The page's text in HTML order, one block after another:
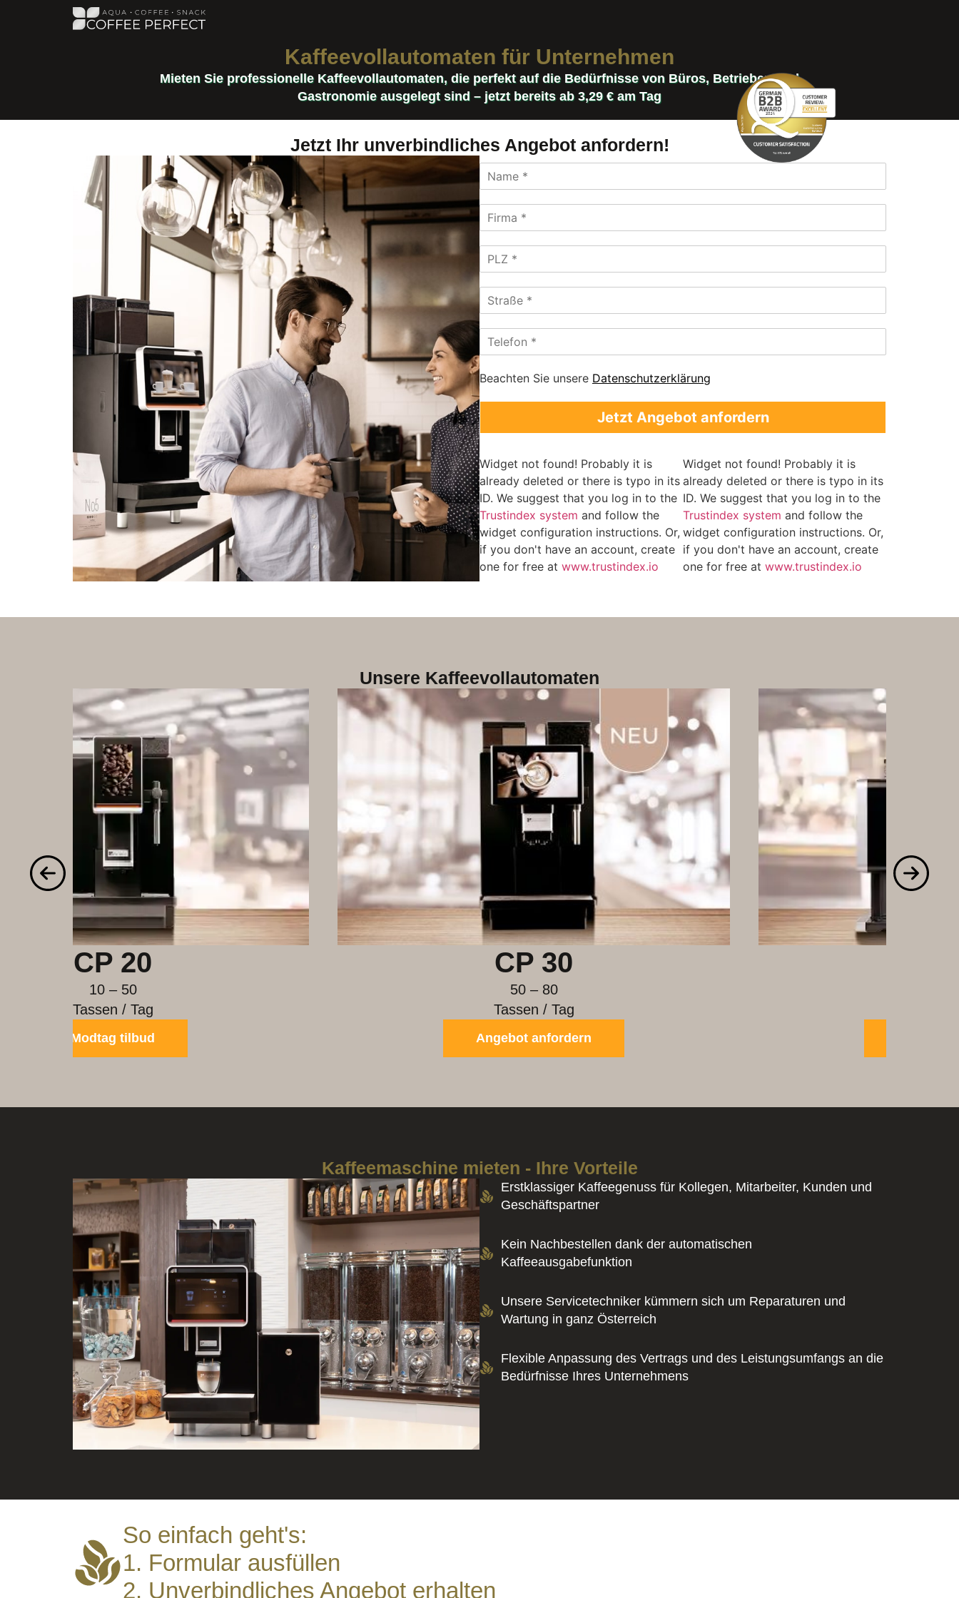
Kaffeevollautomaten für Unternehmen
Mieten Sie professionelle Kaffeevollautomaten, die perfekt auf die Bedürfnisse von Büros, Betrieben und
Gastronomie ausgelegt sind – jetzt bereits ab 3,29 € am Tag
Jetzt Ihr unverbindliches Angebot anfordern!
N
a
m
F
i
m
*Z
t
r
e
*
l
e
f
o
n
*
Beachten Sie unsere Datenschutzerklärung
Jetzt Angebot anfordern
Widget not found! Probably it is
already deleted or there is typo in its
ID. We suggest that you log in to the
Trustindex system and follow the
widget configuration instructions. Or,
if you don't have an account, create
one for free at www.trustindex.io
Widget not found! Probably it is
already deleted or there is typo in its
ID. We suggest that you log in to the
Trustindex system and follow the
widget configuration instructions. Or,
if you don't have an account, create
one for free at www.trustindex.io
Unsere Kaffeevollautomaten
Kaffeemaschine mieten - Ihre Vorteile
Erstklassiger Kaffeegenuss für Kollegen, Mitarbeiter, Kunden und
Geschäftspartner
Kein Nachbestellen dank der automatischen
Kaffeeausgabefunktion
Unsere Servicetechniker kümmern sich um Reparaturen und
Wartung in ganz Österreich
Flexible Anpassung des Vertrags und des Leistungsumfangs an die
Bedürfnisse Ihres Unternehmens
So einfach geht's:
1. Formular ausfüllen
2. Unverbindliches Angebot erhalten